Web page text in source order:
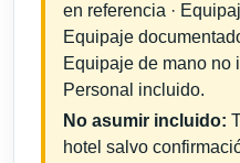
en referencia ·
Equipaje
Equipaje de mano no
Personal incluido.
No asumir incluido:
hotel salvo